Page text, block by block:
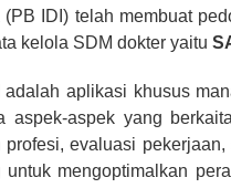
(PB IDI) telah membuat
kelola SDM dokter yaitu
adalah aplikasi khusus
aspek-aspek yang
profesi, evaluasi
untuk mengoptimalkan